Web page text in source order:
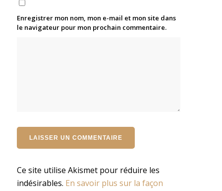
Enregistrer mon nom, mon e-mail et mon site dans
le navigateur pour mon prochain commentaire.
Ce site utilise Akismet pour réduire les
indésirables. En savoir plus sur la façon